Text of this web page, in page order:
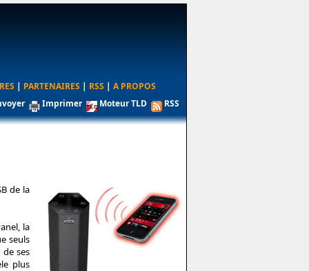
| PARTENAIRES | RSS | A PROPOS
Imprimer Moteur TLD RSS
de la
la
seuls
ses
plus